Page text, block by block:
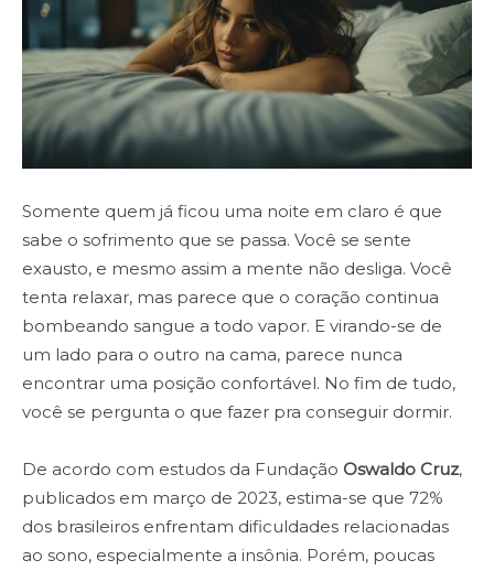
Somente quem já ficou uma noite em claro é que
sabe o sofrimento que se passa. Você se sente
exausto, e mesmo assim a mente não desliga. Você
tenta relaxar, mas parece que o coração continua
bombeando sangue a todo vapor. E virando-se de
um lado para o outro na cama, parece nunca
encontrar uma posição confortável. No fim de tudo,
você se pergunta o que fazer pra conseguir dormir.
De acordo com estudos da Fundação Oswaldo Cruz,
publicados em março de 2023, estima-se que 72%
dos brasileiros enfrentam dificuldades relacionadas
ao sono, especialmente a insônia. Porém, poucas